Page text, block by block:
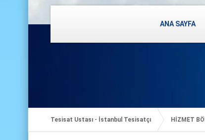
ANA SAYFA
Tesisat Ustası - İstanbul Tesisatçı HİZMET